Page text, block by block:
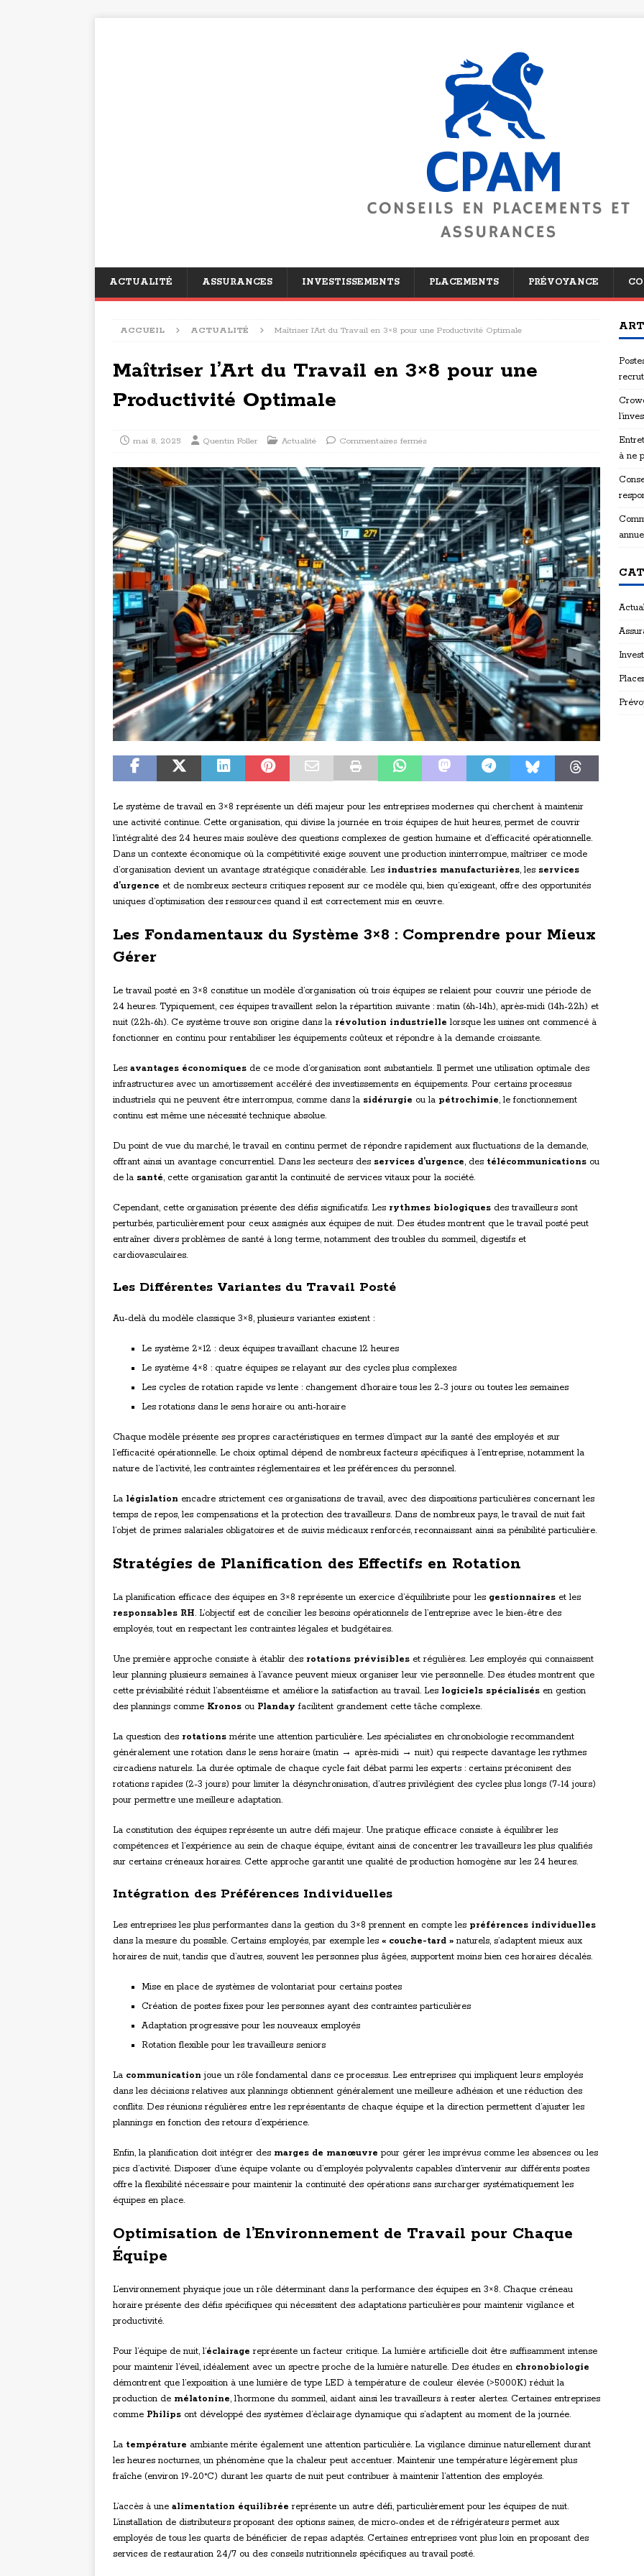
ACTUALITÉ ASSURANCES INVESTISSEMENTS PLACEMENTS PRÉVOYANCE
ACCUEIL ACTUALITÉ Maîtriser l’Art du Travail en 3×8 pour une Productivité Optimale
Maîtriser l’Art du Travail en 3×8 pour une
Productivité Optimale
mai 8, 2025 Quentin Foller Actualité Commentaires fermés
Le système de travail en 3×8 représente un défi majeur pour les entreprises modernes qui cherchent à maintenir
une activité continue. Cette organisation, qui divise la journée en trois équipes de huit heures, permet de couvrir
l’intégralité des 24 heures mais soulève des questions complexes de gestion humaine et d’efficacité opérationnelle.
Dans un contexte économique où la compétitivité exige souvent une production ininterrompue, maîtriser ce mode
d’organisation devient un avantage stratégique considérable. Les industries manufacturières, les services
d’urgence et de nombreux secteurs critiques reposent sur ce modèle qui, bien qu’exigeant, offre des opportunités
uniques d’optimisation des ressources quand il est correctement mis en œuvre.
Les Fondamentaux du Système 3×8 : Comprendre pour Mieux
Gérer
Le travail posté en 3×8 constitue un modèle d’organisation où trois équipes se relaient pour couvrir une période de
24 heures. Typiquement, ces équipes travaillent selon la répartition suivante : matin (6h-14h), après-midi (14h-22h) et
nuit (22h-6h). Ce système trouve son origine dans la révolution industrielle lorsque les usines ont commencé à
fonctionner en continu pour rentabiliser les équipements coûteux et répondre à la demande croissante.
Les avantages économiques de ce mode d’organisation sont substantiels. Il permet une utilisation optimale des
infrastructures avec un amortissement accéléré des investissements en équipements. Pour certains processus
industriels qui ne peuvent être interrompus, comme dans la sidérurgie ou la pétrochimie, le fonctionnement
continu est même une nécessité technique absolue.
Du point de vue du marché, le travail en continu permet de répondre rapidement aux fluctuations de la demande,
offrant ainsi un avantage concurrentiel. Dans les secteurs des services d’urgence, des télécommunications ou
de la santé, cette organisation garantit la continuité de services vitaux pour la société.
Cependant, cette organisation présente des défis significatifs. Les rythmes biologiques des travailleurs sont
perturbés, particulièrement pour ceux assignés aux équipes de nuit. Des études montrent que le travail posté peut
entraîner divers problèmes de santé à long terme, notamment des troubles du sommeil, digestifs et
cardiovasculaires.
Les Différentes Variantes du Travail Posté
Au-delà du modèle classique 3×8, plusieurs variantes existent :
Le système 2×12 : deux équipes travaillant chacune 12 heures
Le système 4×8 : quatre équipes se relayant sur des cycles plus complexes
Les cycles de rotation rapide vs lente : changement d’horaire tous les 2-3 jours ou toutes les semaines
Les rotations dans le sens horaire ou anti-horaire
Chaque modèle présente ses propres caractéristiques en termes d’impact sur la santé des employés et sur
l’efficacité opérationnelle. Le choix optimal dépend de nombreux facteurs spécifiques à l’entreprise, notamment la
nature de l’activité, les contraintes réglementaires et les préférences du personnel.
La législation encadre strictement ces organisations de travail, avec des dispositions particulières concernant les
temps de repos, les compensations et la protection des travailleurs. Dans de nombreux pays, le travail de nuit fait
l’objet de primes salariales obligatoires et de suivis médicaux renforcés, reconnaissant ainsi sa pénibilité particulière.
Stratégies de Planification des Effectifs en Rotation
La planification efficace des équipes en 3×8 représente un exercice d’équilibriste pour les gestionnaires et les
responsables RH. L’objectif est de concilier les besoins opérationnels de l’entreprise avec le bien-être des
employés, tout en respectant les contraintes légales et budgétaires.
Une première approche consiste à établir des rotations prévisibles et régulières. Les employés qui connaissent
leur planning plusieurs semaines à l’avance peuvent mieux organiser leur vie personnelle. Des études montrent que
cette prévisibilité réduit l’absentéisme et améliore la satisfaction au travail. Les logiciels spécialisés en gestion
des plannings comme Kronos ou Planday facilitent grandement cette tâche complexe.
La question des rotations mérite une attention particulière. Les spécialistes en chronobiologie recommandent
généralement une rotation dans le sens horaire (matin → après-midi → nuit) qui respecte davantage les rythmes
circadiens naturels. La durée optimale de chaque cycle fait débat parmi les experts : certains préconisent des
rotations rapides (2-3 jours) pour limiter la désynchronisation, d’autres privilégient des cycles plus longs (7-14 jours)
pour permettre une meilleure adaptation.
La constitution des équipes représente un autre défi majeur. Une pratique efficace consiste à équilibrer les
compétences et l’expérience au sein de chaque équipe, évitant ainsi de concentrer les travailleurs les plus qualifiés
sur certains créneaux horaires. Cette approche garantit une qualité de production homogène sur les 24 heures.
Intégration des Préférences Individuelles
Les entreprises les plus performantes dans la gestion du 3×8 prennent en compte les préférences individuelles
dans la mesure du possible. Certains employés, par exemple les « couche-tard » naturels, s’adaptent mieux aux
horaires de nuit, tandis que d’autres, souvent les personnes plus âgées, supportent moins bien ces horaires décalés.
Mise en place de systèmes de volontariat pour certains postes
Création de postes fixes pour les personnes ayant des contraintes particulières
Adaptation progressive pour les nouveaux employés
Rotation flexible pour les travailleurs seniors
La communication joue un rôle fondamental dans ce processus. Les entreprises qui impliquent leurs employés
dans les décisions relatives aux plannings obtiennent généralement une meilleure adhésion et une réduction des
conflits. Des réunions régulières entre les représentants de chaque équipe et la direction permettent d’ajuster les
plannings en fonction des retours d’expérience.
Enfin, la planification doit intégrer des marges de manœuvre pour gérer les imprévus comme les absences ou les
pics d’activité. Disposer d’une équipe volante ou d’employés polyvalents capables d’intervenir sur différents postes
offre la flexibilité nécessaire pour maintenir la continuité des opérations sans surcharger systématiquement les
équipes en place.
Optimisation de l’Environnement de Travail pour Chaque
Équipe
L’environnement physique joue un rôle déterminant dans la performance des équipes en 3×8. Chaque créneau
horaire présente des défis spécifiques qui nécessitent des adaptations particulières pour maintenir vigilance et
productivité.
Pour l’équipe de nuit, l’éclairage représente un facteur critique. La lumière artificielle doit être suffisamment intense
pour maintenir l’éveil, idéalement avec un spectre proche de la lumière naturelle. Des études en chronobiologie
démontrent que l’exposition à une lumière de type LED à température de couleur élevée (>5000K) réduit la
production de mélatonine, l’hormone du sommeil, aidant ainsi les travailleurs à rester alertes. Certaines entreprises
comme Philips ont développé des systèmes d’éclairage dynamique qui s’adaptent au moment de la journée.
La température ambiante mérite également une attention particulière. La vigilance diminue naturellement durant
les heures nocturnes, un phénomène que la chaleur peut accentuer. Maintenir une température légèrement plus
fraîche (environ 19-20°C) durant les quarts de nuit peut contribuer à maintenir l’attention des employés.
L’accès à une alimentation équilibrée représente un autre défi, particulièrement pour les équipes de nuit.
L’installation de distributeurs proposant des options saines, de micro-ondes et de réfrigérateurs permet aux
employés de tous les quarts de bénéficier de repas adaptés. Certaines entreprises vont plus loin en proposant des
services de restauration 24/7 ou des conseils nutritionnels spécifiques au travail posté.
à ne